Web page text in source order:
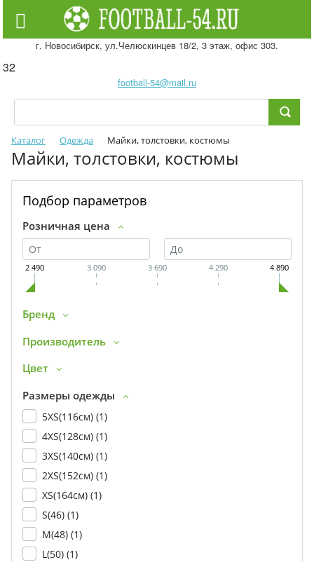
г. Новосибирск, ул.Челюскинцев 18/2, 3 этаж, офис 303.
32
football-54@mail.ru
Каталог Одежда Майки, толстовки, костюмы
Майки, толстовки, костюмы
Подбор параметров
Розничная цена
2 490 3 090 3 690 4 290 4 890
Бренд
Производитель
Цвет
Размеры одежды
5XS(116см) (1)
4XS(128см) (1)
3XS(140см) (1)
2XS(152см) (1)
XS(164см) (1)
S(46) (1)
M(48) (1)
L(50) (1)